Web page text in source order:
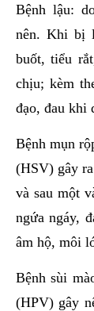
Bệnh lậu:
nên. Khi bị
buốt, tiểu
chịu; kèm
đạo, đau khi
Bệnh mụn
(HSV) gây
và sau một
ngứa ngáy,
âm hộ, môi
Bệnh sùi
(HPV) gây